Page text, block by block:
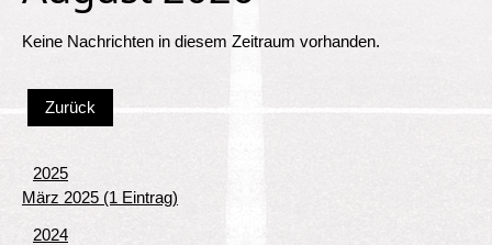
Keine Nachrichten in diesem Zeitraum vorhanden.
Zurück
2025
März 2025 (1 Eintrag)
2024